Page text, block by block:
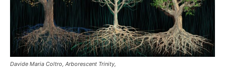
Davide Maria Coltro, Arborescent Trinity,